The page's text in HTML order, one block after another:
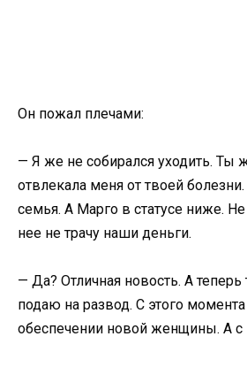
Он пожал плечами:
— Я же не собирался уходить. Ты
отвлекала меня от твоей
семья. А Марго в статусе ниже. Не
нее не трачу наши деньги.
— Да? Отличная новость. А теперь
подаю на развод. С этого
обеспечении новой женщины. А с